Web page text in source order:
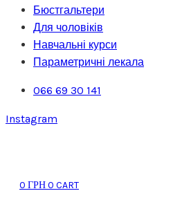
Бюстгальтери
Для чоловіків
Навчальні курси
Параметричні лекала
066 69 30 141
Instagram
0 ГРН 0 CART